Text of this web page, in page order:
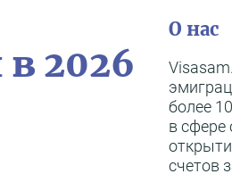
2026
О нас
более
в сфере
счетов